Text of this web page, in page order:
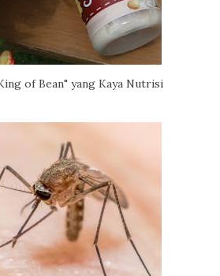
of Bean" yang Kaya Nutrisi